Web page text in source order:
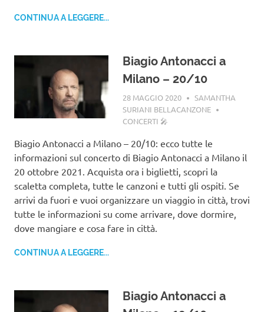
CONTINUA A LEGGERE...
Biagio Antonacci a
Milano – 20/10
28 MAGGIO 2020
SAMANTHA
SURIANI BELLACANZONE
CONCERTI 🎤
Biagio Antonacci a Milano – 20/10: ecco tutte le
informazioni sul concerto di Biagio Antonacci a Milano il
20 ottobre 2021. Acquista ora i biglietti, scopri la
scaletta completa, tutte le canzoni e tutti gli ospiti. Se
arrivi da fuori e vuoi organizzare un viaggio in città, trovi
tutte le informazioni su come arrivare, dove dormire,
dove mangiare e cosa fare in città.
CONTINUA A LEGGERE...
Biagio Antonacci a